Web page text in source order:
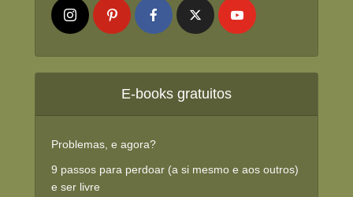
E-books gratuitos
Problemas, e agora?
9 passos para perdoar (a si mesmo e aos outros)
e ser livre